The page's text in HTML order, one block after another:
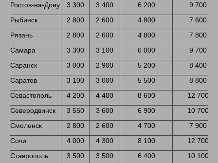
Ростов-на-Дону
3 300 3 400 6 200
9 700
Рыбинск
2 800 2 600 4 800
7 600
Рязань
2 800 2 600 4 800
7 800
Самара
3 300 3 100 6 000
9 700
Саранск
3 000 2 900 5 200
8 400
Саратов
3 100 3 000 5 500
8 800
Севастополь
4 200 4 400 8 600
12 700
Северодвинск
3 550 3 600 6 900
10 700
Смоленск
2 800 2 600 4 700
7 900
Сочи
4 000 4 300 8 100
12 700
Ставрополь
3 500 3 500 6 400
10 100